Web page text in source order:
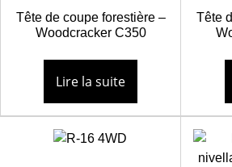
Tête de coupe forestière –
Woodcracker C350
Lire la suite
Tête